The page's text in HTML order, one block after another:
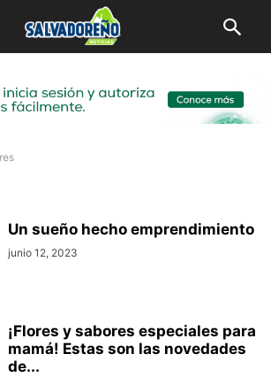
Un sueño hecho emprendimiento
junio 12, 2023
¡Flores y sabores especiales para
mamá! Estas son las novedades
de...